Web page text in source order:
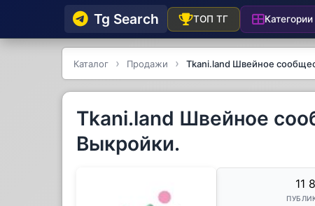
Tg Searсh ТОП ТГ Категории
Каталог Продажи Tkani.land Швейное
Tkani.land Швейное
Выкройки.
11